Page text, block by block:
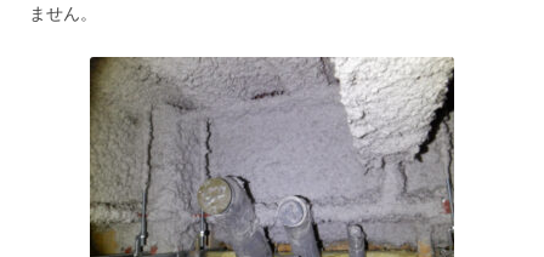
ません。